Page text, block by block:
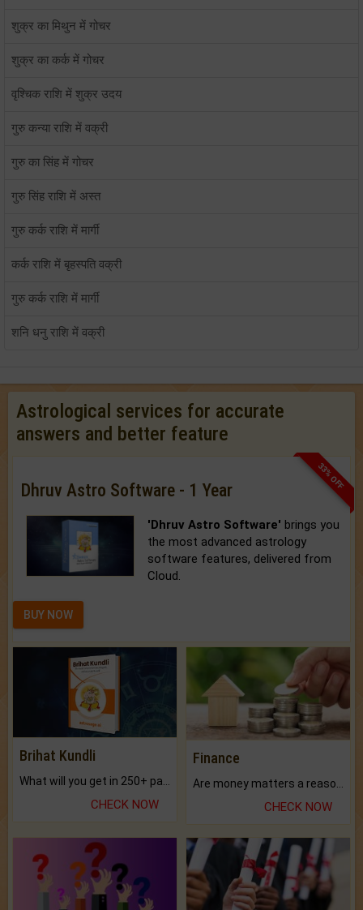
शुक्र का मिथुन में गोचर
शुक्र का कर्क में गोचर
वृश्चिक राशि में शुक्र उदय
गुरु कन्या राशि में वक्री
गुरु का सिंह में गोचर
गुरु सिंह राशि में अस्त
गुरु कर्क राशि में मार्गी
कर्क राशि में बृहस्पति वक्री
गुरु कर्क राशि में मार्गी
शनि धनु राशि में वक्री
Astrological services for accurate
answers and better feature
33% OFF
Dhruv Astro Software - 1 Year
'Dhruv Astro Software' brings you
the most advanced astrology
software features, delivered from
Cloud.
BUY NOW
Brihat Kundli
CHECK NOW
Finance
CHECK NOW